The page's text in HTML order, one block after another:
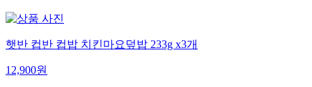
햇반 컵반 컵밥 치킨마요덮밥 233g x3개
12,900원